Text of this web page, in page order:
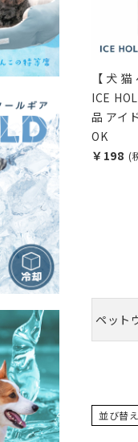
【 犬
ICE
品 アイ
OK
￥198 (
ペット
並び替え